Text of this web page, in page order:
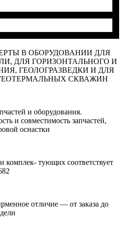
В ОБОРУДОВАНИИ ДЛЯ
ДЛЯ ГОРИЗОНТАЛЬНОГО И
ГЕОЛОГРАЗВЕДКИ И ДЛЯ
СКВАЖИН
и оборудования.
и совместимость запчастей,
оснастки
комплек- тующих соответствует
отличие — от заказа до